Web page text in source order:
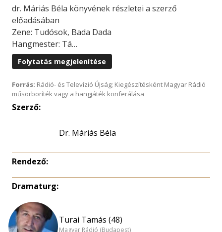
dr. Máriás Béla könyvének részletei a szerző
előadásában
Zene: Tudósok, Bada Dada
Hangmester: Tá…
Folytatás megjelenítése
Forrás: Rádió- és Televízió Újság; Kiegészítésként Magyar Rádió
műsorboríték vagy a hangjáték konferálása
Szerző:
Dr. Máriás Béla
Rendező:
Dramaturg:
Turai Tamás (48)
Magyar Rádió (Budapest)